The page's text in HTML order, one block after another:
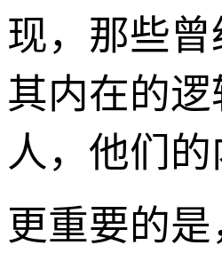
现，那些
其内在的
人，他们
更重要的